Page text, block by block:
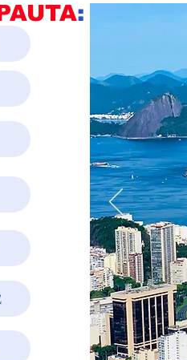
: